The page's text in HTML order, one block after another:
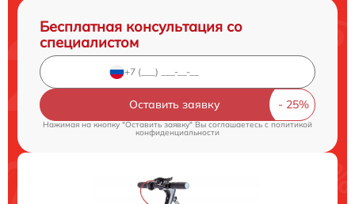
Бесплатная консультация со
специалистом
Оставить заявку
Нажимая на кнопку "Оставить заявку" Вы соглашаетесь cполитикой
конфиденциальности